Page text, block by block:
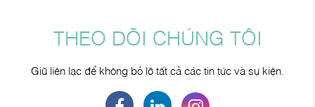
THEO DÕI CHÚNG TÔI
Giữ liên lạc để không bỏ lỡ tất cả các tin tức và sự kiện.